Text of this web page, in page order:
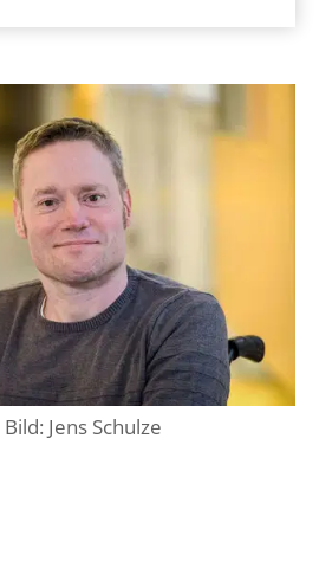
Jens Schulze